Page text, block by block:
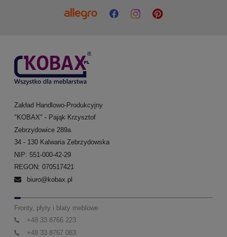
Zakład Handlowo-Produkcyjny
"KOBAX" - Pająk Krzysztof
Zebrzydowice 289a
34 - 130 Kalwaria Zebrzydowska
NIP: 551-000-42-29
REGON: 070517421
biuro@kobax.pl
Fronty, płyty i blaty meblowe
+48 33 8766 223
+48 33 8767 083